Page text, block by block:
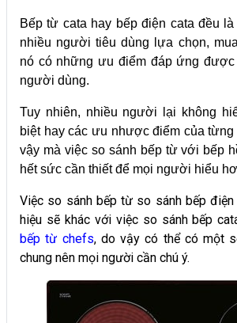
Bếp từ cata hay bếp điện cata đều
nhiều người tiêu dùng lựa chọn,
nó có những ưu điểm đáp ứng được
người dùng.
Tuy nhiên, nhiều người lại không
biệt hay các ưu nhược điểm của
vậy mà việc so sánh bếp từ với bếp
hết sức cần thiết để mọi người hiểu
Việc so sánh bếp từ so sánh bếp
hiệu sẽ khác với việc so sánh bếp
bếp từ chefs, do vậy có thể có một
chung nên mọi người cần chú ý.